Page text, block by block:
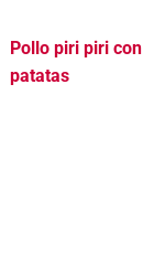
Pollo piri piri con
patatas